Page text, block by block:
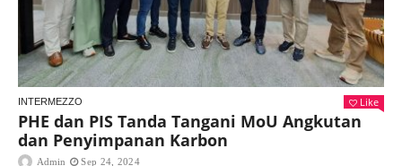
INTERMEZZO Like
PHE dan PIS Tanda Tangani MoU Angkutan
dan Penyimpanan Karbon
Admin Sep 24, 2024